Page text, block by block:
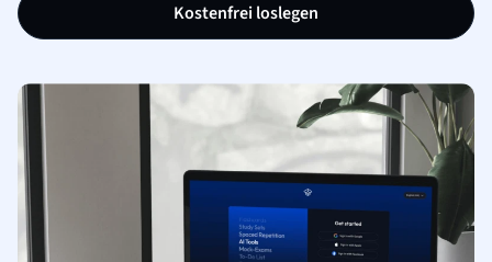
Kostenfrei loslegen